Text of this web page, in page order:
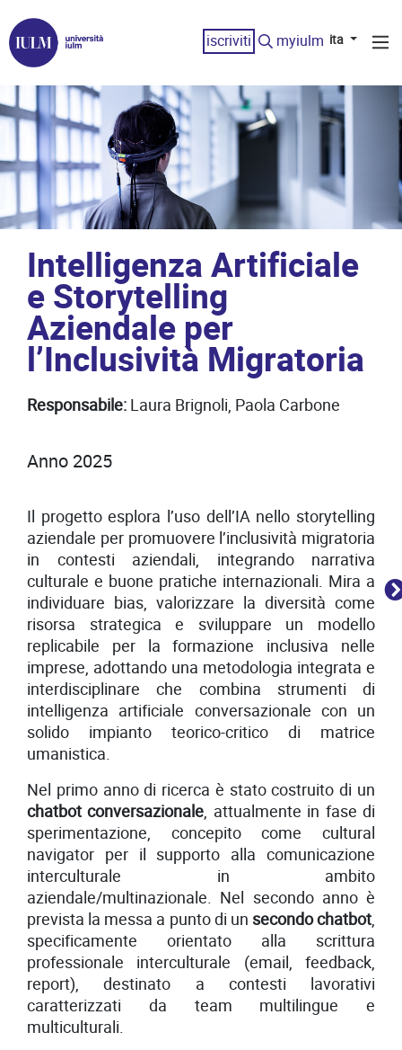
iscriviti myiulm ita
Intelligenza Artificiale
e Storytelling
Aziendale per
l’Inclusività Migratoria
Responsabile: Laura Brignoli, Paola Carbone
Anno 2025
Il progetto esplora l’uso dell’IA nello storytelling
aziendale per promuovere l’inclusività migratoria
in contesti aziendali, integrando narrativa
culturale e buone pratiche internazionali. Mira a
individuare bias, valorizzare la diversità come
risorsa strategica e sviluppare un modello
replicabile per la formazione inclusiva nelle
imprese, adottando una metodologia integrata e
interdisciplinare che combina strumenti di
intelligenza artificiale conversazionale con un
solido impianto teorico-critico di matrice
umanistica.
Nel primo anno di ricerca è stato costruito di un
chatbot conversazionale, attualmente in fase di
sperimentazione, concepito come cultural
navigator per il supporto alla comunicazione
interculturale in ambito
aziendale/multinazionale. Nel secondo anno è
prevista la messa a punto di un secondo chatbot,
specificamente orientato alla scrittura
professionale interculturale (email, feedback,
report), destinato a contesti lavorativi
caratterizzati da team multilingue e
multiculturali.